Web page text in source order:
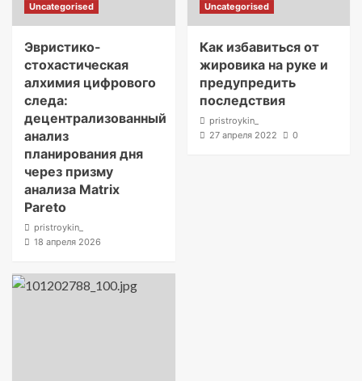
Uncategorised
Эвристико-
стохастическая
алхимия цифрового
следа:
децентрализованный
анализ
планирования дня
через призму
анализа Matrix
Pareto
pristroykin_
18 апреля 2026
Uncategorised
Как избавиться от
жировика на руке и
предупредить
последствия
pristroykin_
27 апреля 2022
0